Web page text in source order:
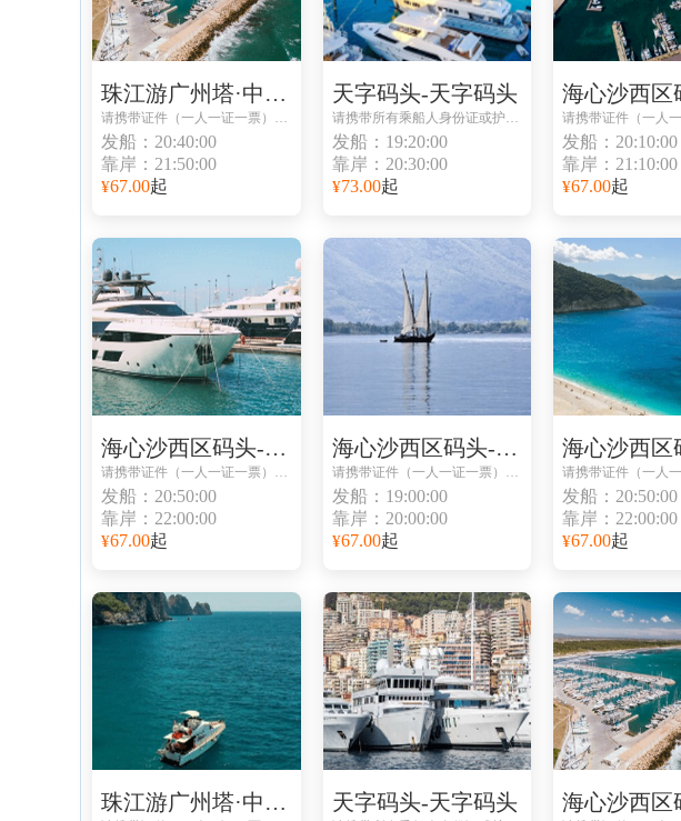
珠江游广州塔·中大码头-珠江游广州塔·中大码头
请携带证件（一人一证一票）避免无法登船
发船：20:40:00
靠岸：21:50:00
¥67.00起
天字码头-天字码头
请携带所有乘船人身份证或护照到码头取票处取票
发船：19:20:00
靠岸：20:30:00
¥73.00起
发船：20:10:00
靠岸：21:10:00
¥67.00起
海心沙西区码头-海心沙西区码头
请携带证件（一人一证一票）避免无法登船
发船：20:50:00
靠岸：22:00:00
¥67.00起
海心沙西区码头-海心沙西区码头
请携带证件（一人一证一票）避免无法登船
发船：19:00:00
靠岸：20:00:00
¥67.00起
发船：20:50:00
靠岸：22:00:00
¥67.00起
珠江游广州塔·中大码头-珠江游广州塔·中大码头 天字码头-天字码头